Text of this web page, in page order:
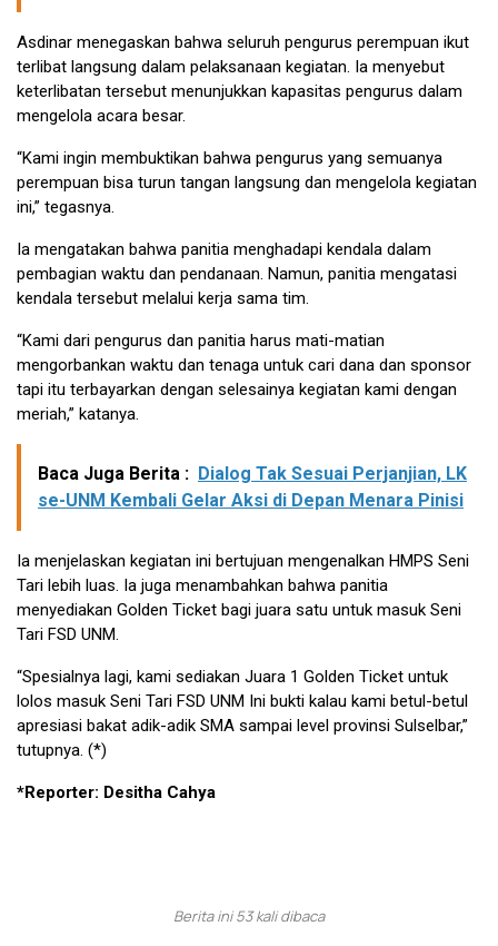
Asdinar menegaskan bahwa seluruh pengurus perempuan ikut
terlibat langsung dalam pelaksanaan kegiatan. Ia menyebut
keterlibatan tersebut menunjukkan kapasitas pengurus dalam
mengelola acara besar.
“Kami ingin membuktikan bahwa pengurus yang semuanya
perempuan bisa turun tangan langsung dan mengelola kegiatan
ini,” tegasnya.
Ia mengatakan bahwa panitia menghadapi kendala dalam
pembagian waktu dan pendanaan. Namun, panitia mengatasi
kendala tersebut melalui kerja sama tim.
“Kami dari pengurus dan panitia harus mati-matian
mengorbankan waktu dan tenaga untuk cari dana dan sponsor
tapi itu terbayarkan dengan selesainya kegiatan kami dengan
meriah,” katanya.
Baca Juga Berita : Dialog Tak Sesuai Perjanjian, LK
se-UNM Kembali Gelar Aksi di Depan Menara Pinisi
Ia menjelaskan kegiatan ini bertujuan mengenalkan HMPS Seni
Tari lebih luas. Ia juga menambahkan bahwa panitia
menyediakan Golden Ticket bagi juara satu untuk masuk Seni
Tari FSD UNM.
“Spesialnya lagi, kami sediakan Juara 1 Golden Ticket untuk
lolos masuk Seni Tari FSD UNM Ini bukti kalau kami betul-betul
apresiasi bakat adik-adik SMA sampai level provinsi Sulselbar,”
tutupnya. (*)
*Reporter: Desitha Cahya
Berita ini 53 kali dibaca